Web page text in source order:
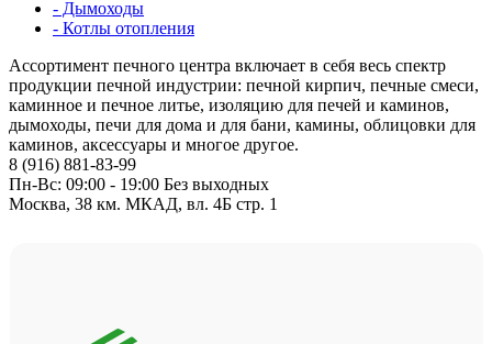
- Дымоходы
- Котлы отопления
Ассортимент печного центра включает в себя весь спектр
продукции печной индустрии: печной кирпич, печные смеси,
каминное и печное литье, изоляцию для печей и каминов,
дымоходы, печи для дома и для бани, камины, облицовки для
каминов, аксессуары и многое другое.
8 (916) 881-83-99
Пн-Вс: 09:00 - 19:00 Без выходных
Москва, 38 км. МКАД, вл. 4Б стр. 1